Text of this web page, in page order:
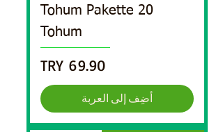
Tohum Pakette 20
Tohum
السعر
أضِف إلى العربة